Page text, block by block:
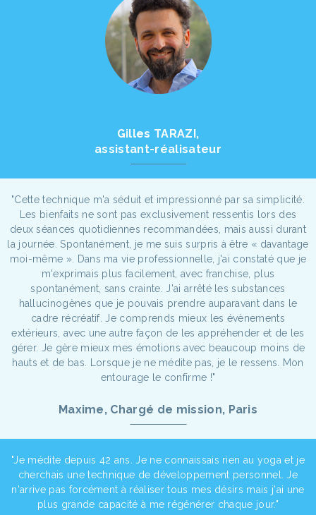
Gilles TARAZI,
assistant-réalisateur
"Cette technique m'a séduit et impressionné par sa simplicité.
Les bienfaits ne sont pas exclusivement ressentis lors des
deux séances quotidiennes recommandées, mais aussi durant
la journée. Spontanément, je me suis surpris à être « davantage
moi-même ». Dans ma vie professionnelle, j'ai constaté que je
m'exprimais plus facilement, avec franchise, plus
spontanément, sans crainte. J'ai arrêté les substances
hallucinogènes que je pouvais prendre auparavant dans le
cadre récréatif. Je comprends mieux les évènements
extérieurs, avec une autre façon de les appréhender et de les
gérer. Je gère mieux mes émotions avec beaucoup moins de
hauts et de bas. Lorsque je ne médite pas, je le ressens. Mon
entourage le confirme !"
Maxime, Chargé de mission, Paris
"Je médite depuis 42 ans. Je ne connaissais rien au yoga et je
cherchais une technique de développement personnel. Je
n'arrive pas forcément à réaliser tous mes désirs mais j'ai une
plus grande capacité à me régénérer chaque jour."